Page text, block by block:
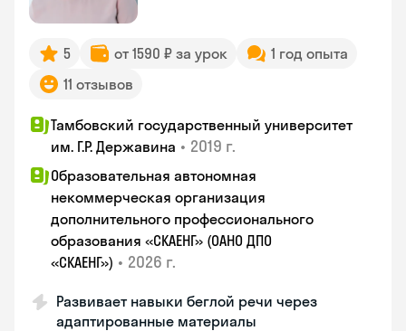
5 от 1590 ₽ за урок
1 год опыта
11 отзывов
Тамбовский государственный университет
им. Г.Р. Державина • 2019 г.
Образовательная автономная
некоммерческая организация
дополнительного профессионального
образования «СКАЕНГ» (ОАНО ДПО
«СКАЕНГ») • 2026 г.
Развивает навыки беглой речи через
адаптированные материалы